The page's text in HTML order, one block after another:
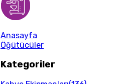
Anasayfa
Öğütücüler
Kategoriler